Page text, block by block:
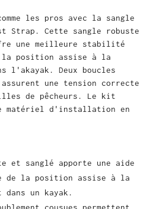
les pros avec la sangle
Strap. Cette sangle robuste
une meilleure stabilité
la position assise à la
l'akayak. Deux boucles
assurent une tension correcte
de pêcheurs. Le kit
matériel d'installation en
et sanglé apporte une aide
de la position assise à la
un kayak.